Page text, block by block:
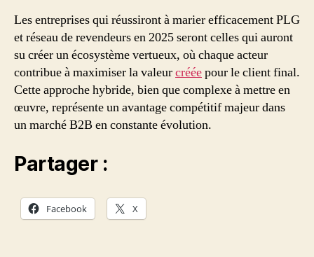
Les entreprises qui réussiront à marier efficacement PLG
et réseau de revendeurs en 2025 seront celles qui auront
su créer un écosystème vertueux, où chaque acteur
contribue à maximiser la valeurcrééepour le client final.
Cette approche hybride, bien que complexe à mettre en
œuvre, représente un avantage compétitif majeur dans
un marché B2B en constante évolution.
Partager :
Facebook X